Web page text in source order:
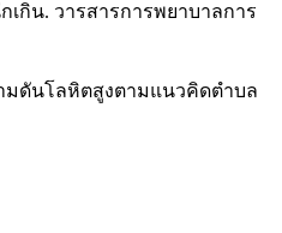
กิน. วารสารการพยาบาลการ
มดันโลหิตสูงตามแนวคิดตำบล